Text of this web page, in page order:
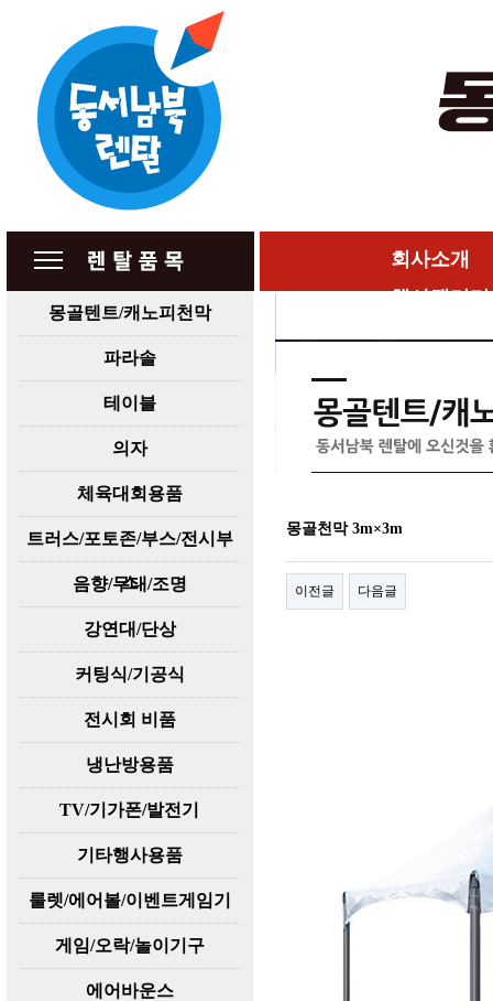
몽골텐트/캐노피천막
파라솔
테이블
의자
체육대회용품
트러스/포토존/부스/전시부
스
음향/무대/조명
강연대/단상
커팅식/기공식
전시회 비품
냉난방용품
TV/기가폰/발전기
기타행사용품
룰렛/에어볼/이벤트게임기
게임/오락/놀이기구
에어바운스
회사소개
행사갤러리
몽골천막 3m×3m
이전글 다음글